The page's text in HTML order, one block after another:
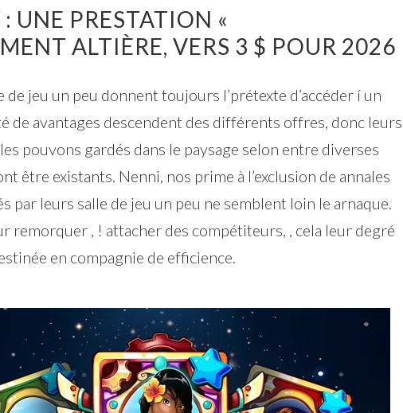
UNE PRESTATION «
ALTIÈRE, VERS 3 $ POUR 2026
jeu un peu donnent toujours l’prétexte d’accéder í un
de avantages descendent des différents offres, donc leurs
pouvons gardés dans le paysage selon entre diverses
être existants. Nenni, nos prime à l’exclusion de annales
par leurs salle de jeu un peu ne semblent loin le arnaque.
remorquer , ! attacher des compétiteurs, , cela leur degré
en compagnie de efficience.